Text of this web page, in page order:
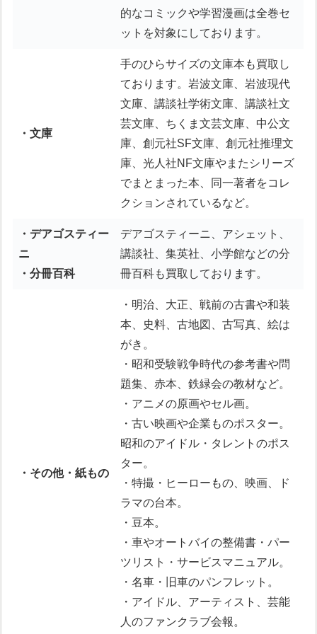
的なコミックや学習漫画は全巻セ
ットを対象にしております。
・文庫
手のひらサイズの文庫本も買取し
ております。岩波文庫、岩波現代
文庫、講談社学術文庫、講談社文
芸文庫、ちくま文芸文庫、中公文
庫、創元社SF文庫、創元社推理文
庫、光人社NF文庫やまたシリーズ
でまとまった本、同一著者をコレ
クションされているなど。
・デアゴスティー
ニ
・分冊百科
デアゴスティーニ、アシェット、
講談社、集英社、小学館などの分
冊百科も買取しております。
・その他・紙もの
・明治、大正、戦前の古書や和装
本、史料、古地図、古写真、絵は
がき。
・昭和受験戦争時代の参考書や問
題集、赤本、鉄緑会の教材など。
・アニメの原画やセル画。
・古い映画や企業ものポスター。
昭和のアイドル・タレントのポス
ター。
・特撮・ヒーローもの、映画、ド
ラマの台本。
・豆本。
・車やオートバイの整備書・パー
ツリスト・サービスマニュアル。
・名車・旧車のパンフレット。
・アイドル、アーティスト、芸能
人のファンクラブ会報。